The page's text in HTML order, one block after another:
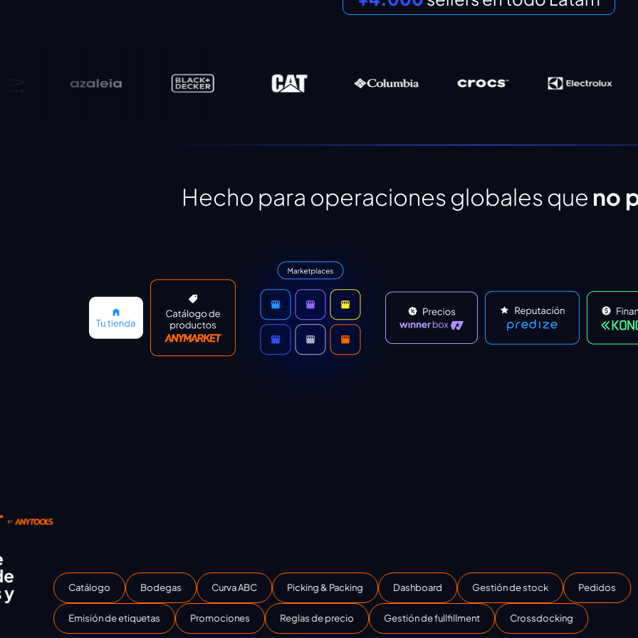
Hecho para operaciones globales que no
Catálogo Bodegas Curva ABC Picking & Packing Dashboard Gestión de stock Pedidos
Emisión de etiquetas Promociones Reglas de precio Gestión de fullfillment Crossdocking